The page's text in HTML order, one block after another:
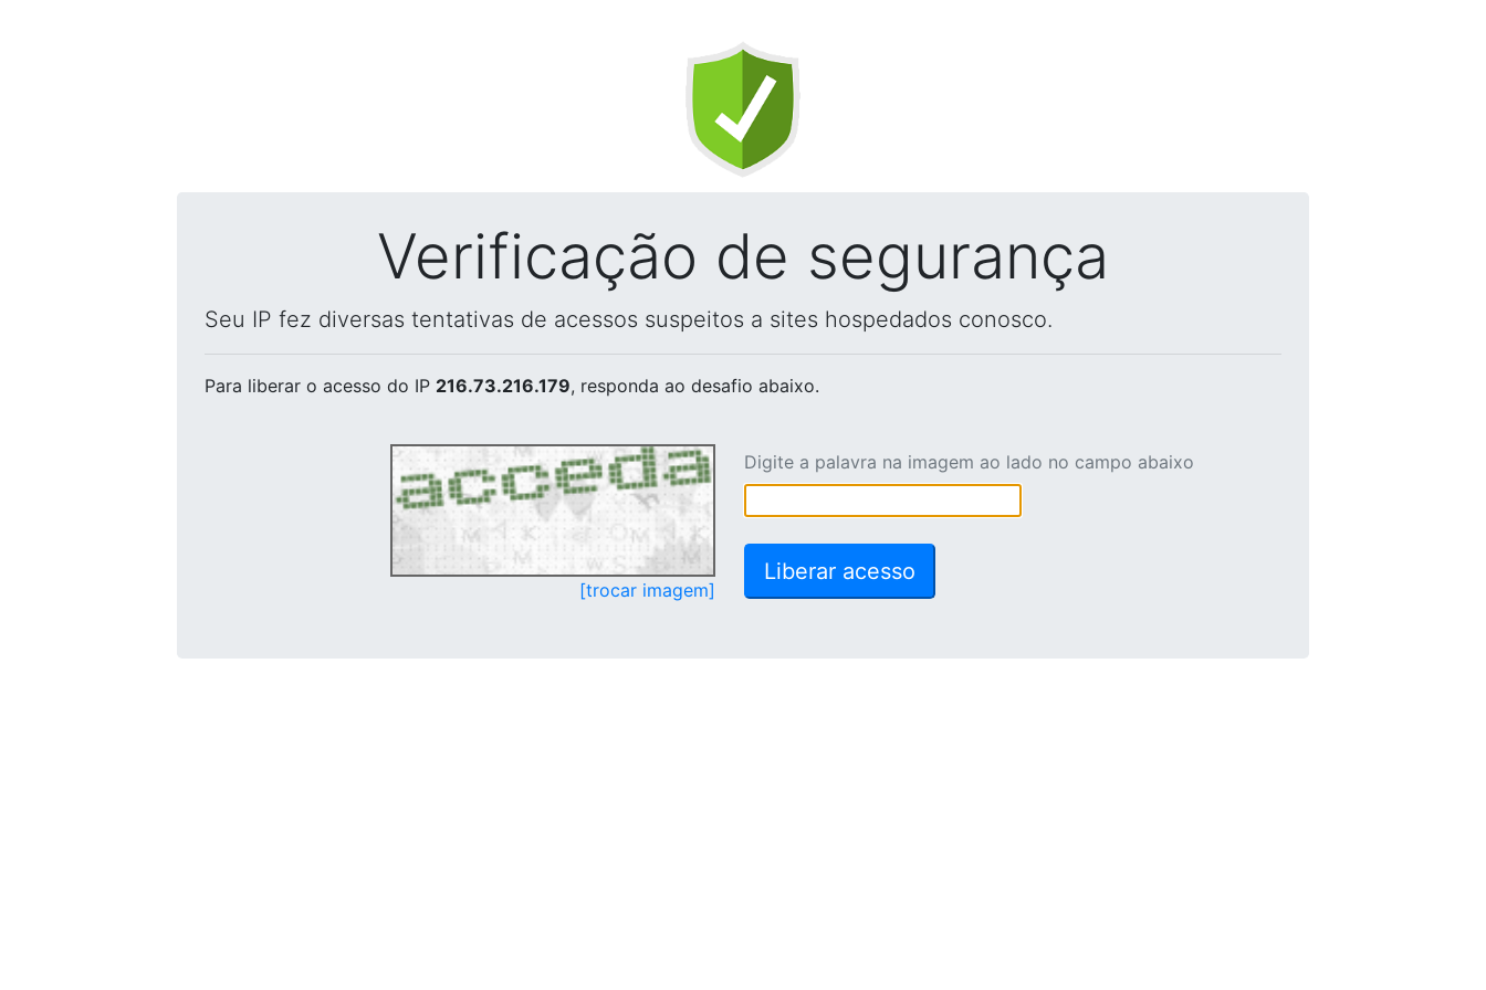
Verificação de segurança
Seu IP fez diversas tentativas de acessos suspeitos a sites hospedados conosco.
Para liberar o acesso do IP 216.73.216.179, responda ao desafio abaixo.
[trocar imagem]
Digite a palavra na imagem ao lado no campo abaixo